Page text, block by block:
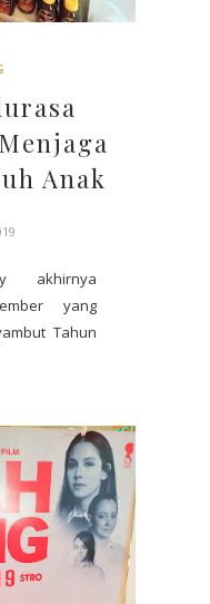
Anak
akhirnya
yang
Tahun